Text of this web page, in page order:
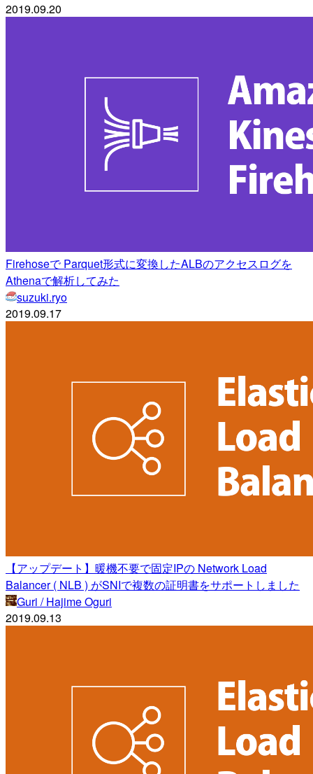
2019.09.20
Firehoseで Parquet形式に変換したALBのアクセスログを
Athenaで解析してみた
suzuki.ryo
2019.09.17
【アップデート】暖機不要で固定IPの Network Load
Balancer ( NLB ) がSNIで複数の証明書をサポートしました
Guri / Hajime Oguri
2019.09.13